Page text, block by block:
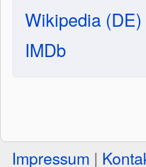
Wikipedia (DE)
IMDb
Impressum |